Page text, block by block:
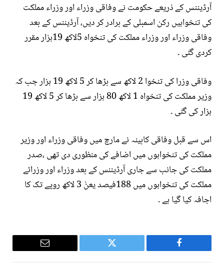
آرڈیننس کے ذریعے حکومت نے وفاقی وزراء اور وزراء مملکت
کی تنخواہیں رکن اسمبلی کے برادر کر دیں، آرڈیننس کے بعد
وفاقی وزراء اور وزراء مملکت کی تنخواہ 5لاکھ 19ہزار مقرر
کردی گئی ۔
وفاقی وزرا کی تنخوا 2 لاکھ سے بڑھا کر 5 لاکھ 19 ہزار جب کہ
وزیر مملکت کی تنخواہ 1 لاکھ 80 ہزار سے بڑھا کر 5 لاکھ 19
ہزار کی گئی ۔
اس سے قبل وفاقی کابینہ نے مارچ میں وفاقی وزراء اور وزیر
مملکت کی تنخواہوں میں اضافے کی منظوری دی تھی ،صدر
مملکت کی جانب سے جاری آرڈیننس کے بعد وزراء اور وزرائے
مملکت کی تنخواہوں میں 188فیصد یعنٰ 3 لاکھ روپے تک کا
اجافہ کیا گیا ہے ۔
Facebook
Twitter
Email